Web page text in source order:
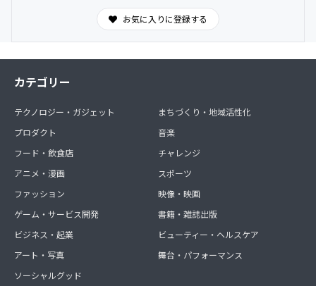
お気に入りに登録する
カテゴリー
テクノロジー・ガジェット
プロダクト
フード・飲食店
アニメ・漫画
ファッション
ゲーム・サービス開発
ビジネス・起業
アート・写真
ソーシャルグッド
まちづくり・地域活性化
音楽
チャレンジ
スポーツ
映像・映画
書籍・雑誌出版
ビューティー・ヘルスケア
舞台・パフォーマンス